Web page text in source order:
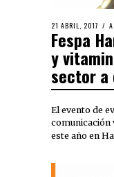
21 ABRIL, 2017
Fespa
y
sector a
El evento de
comunicación
este año en